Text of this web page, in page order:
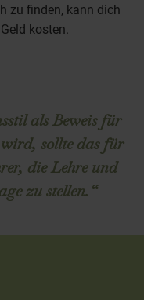
zu finden, kann dich
kosten.
als Beweis für
sollte das für
die Lehre und
zu stellen.“